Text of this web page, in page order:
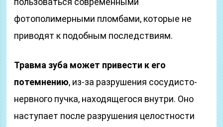
фотополимерными пломбами, которые не
приводят к подобным последствиям.
Травма зуба может привести к его
потемнению, из-за разрушения сосудисто-
нервного пучка, находящегося внутри. Оно
наступает после разрушения целостности